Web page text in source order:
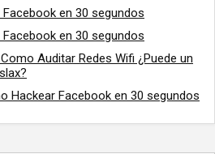
en 30 segundos
en 30 segundos
Auditar Redes Wifi ¿Puede un
Hackear Facebook en 30 segundos